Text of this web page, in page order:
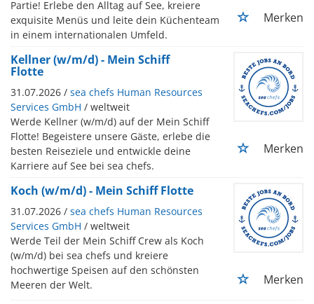
Partie! Erlebe den Alltag auf See, kreiere
exquisite Menüs und leite dein Küchenteam
in einem internationalen Umfeld.
Merken
Kellner (w/m/d) - Mein Schiff
Flotte
31.07.2026 / sea chefs Human Resources
Services GmbH / weltweit
Werde Kellner (w/m/d) auf der Mein Schiff
Flotte! Begeistere unsere Gäste, erlebe die
besten Reiseziele und entwickle deine
Karriere auf See bei sea chefs.
Merken
Koch (w/m/d) - Mein Schiff Flotte
31.07.2026 / sea chefs Human Resources
Services GmbH / weltweit
Werde Teil der Mein Schiff Crew als Koch
(w/m/d) bei sea chefs und kreiere
hochwertige Speisen auf den schönsten
Meeren der Welt.
Merken